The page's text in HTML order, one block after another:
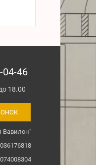
04-46
18.00
Вавилон"